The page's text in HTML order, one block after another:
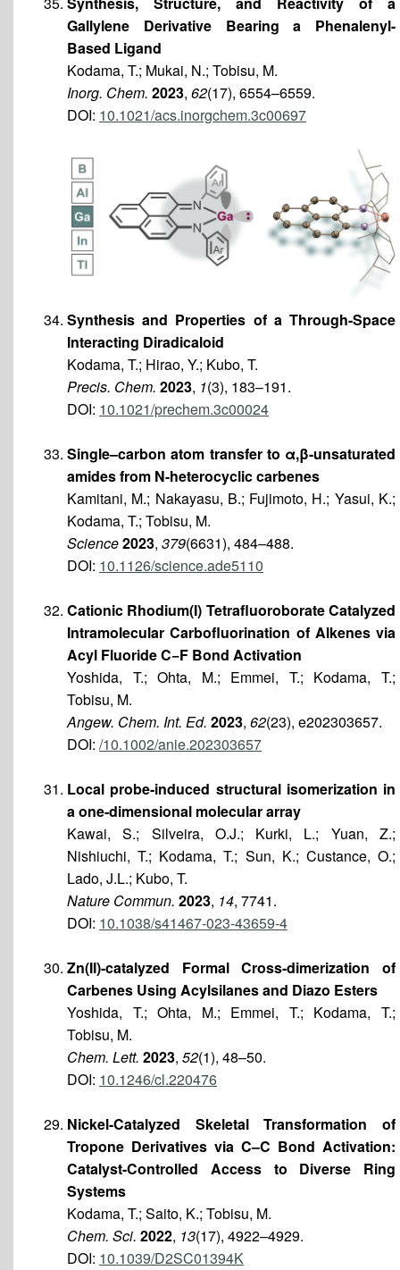
Gallylene Derivative Bearing a Phenalenyl-
Based Ligand
Kodama, T.; Mukai, N.; Tobisu, M.
Inorg. Chem. 2023, 62(17), 6554–6559.
DOI: 10.1021/acs.inorgchem.3c00697
Synthesis and Properties of a Through-Space
Interacting Diradicaloid
Kodama, T.; Hirao, Y.; Kubo, T.
Precis. Chem. 2023, 1(3), 183–191.
DOI: 10.1021/prechem.3c00024
Single–carbon atom transfer to α,β-unsaturated
amides from N-heterocyclic carbenes
Kamitani, M.; Nakayasu, B.; Fujimoto, H.; Yasui, K.;
Kodama, T.; Tobisu, M.
Science2023, 379(6631), 484–488.
DOI: 10.1126/science.ade5110
Cationic Rhodium(I) Tetrafluoroborate Catalyzed
Intramolecular Carbofluorination of Alkenes via
Acyl Fluoride C−F Bond Activation
Yoshida, T.; Ohta, M.; Emmei, T.; Kodama, T.;
Tobisu, M.
Angew. Chem. Int. Ed. 2023, 62(23), e202303657.
DOI: /10.1002/anie.202303657
Local probe-induced structural isomerization in
a one-dimensional molecular array
Kawai, S.; Silveira, O.J.; Kurki, L.; Yuan, Z.;
Nishiuchi, T.; Kodama, T.; Sun, K.; Custance, O.;
Lado, J.L.; Kubo, T.
Nature Commun. 2023, 14, 7741.
DOI: 10.1038/s41467-023-43659-4
Zn(II)-catalyzed Formal Cross-dimerization of
Carbenes Using Acylsilanes and Diazo Esters
Yoshida, T.; Ohta, M.; Emmei, T.; Kodama, T.;
Tobisu, M.
Chem. Lett. 2023, 52(1), 48–50.
DOI: 10.1246/cl.220476
Nickel-Catalyzed Skeletal Transformation of
Tropone Derivatives via C–C Bond Activation:
Catalyst-Controlled Access to Diverse Ring
Systems
Kodama, T.; Saito, K.; Tobisu, M.
Chem. Sci. 2022, 13(17), 4922–4929.
DOI: 10.1039/D2SC01394K